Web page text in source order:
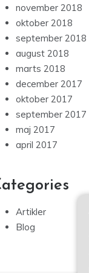
november 2018
oktober 2018
september 2018
august 2018
marts 2018
december 2017
oktober 2017
september 2017
maj 2017
april 2017
Artikler
Blog